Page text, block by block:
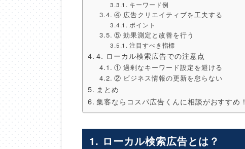
キーワード例
④ 広告クリエイティブを工夫する
ポイント
⑤ 効果測定と改善を行う
注目すべき指標
4. ローカル検索広告での注意点
① 過剰なキーワード設定を避ける
② ビジネス情報の更新を怠らない
まとめ
集客ならコスパ広告くんに相談がおすすめ！
1. ローカル検索広告とは？